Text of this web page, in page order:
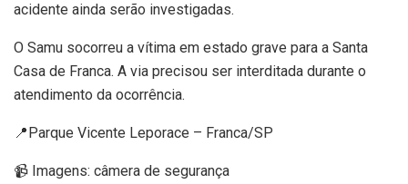
acidente ainda serão investigadas.
O Samu socorreu a vítima em estado grave para a Santa
Casa de Franca. A via precisou ser interditada durante o
atendimento da ocorrência.
📍Parque Vicente Leporace – Franca/SP
📹 Imagens: câmera de segurança